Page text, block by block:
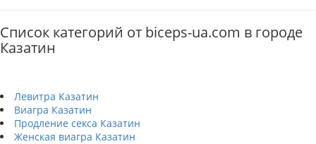
Список категорий от biceps-ua.com в городе
Казатин
Левитра Казатин
Виагра Казатин
Продление секса Казатин
Женская виагра Казатин